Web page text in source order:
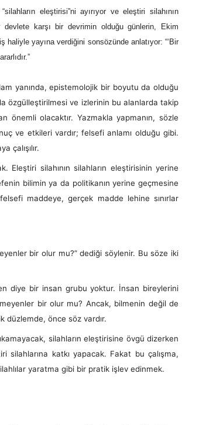
eleştirisi”ni ayırıyor ve eleştiri silahının
devlete karşı bir devrimin olduğu günlerin, Ekim
haliyle yayına verdiğini sonsözünde anlatıyor: “‘Bir
yanında, epistemolojik bir boyutu da olduğu
özgülleştirilmesi ve izlerinin bu alanlarda takip
önemli olacaktır. Yazmakla yapmanın, sözle
ve etkileri vardır; felsefi anlamı olduğu gibi.
çalışılır.
silahının silahların eleştirisinin yerine
bilimin ya da politikanın yerine geçmesine
maddeye, gerçek madde lehine sınırlar
bir olur mu?” dediği söylenir. Bu söze iki
bir insan grubu yoktur. İnsan bireylerini
bir olur mu? Ancak, bilmenin değil de
düzlemde, önce söz vardır.
silahların eleştirisine övgü dizerken
silahlarına katkı yapacak. Fakat bu çalışma,
yaratma gibi bir pratik işlev edinmek.